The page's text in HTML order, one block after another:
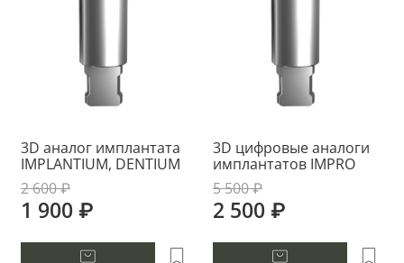
3D аналог имплантата
IMPLANTIUM, DENTIUM
2 600 ₽
1 900 ₽
3D цифровые аналоги
имплантатов IMPRO
5 500 ₽
2 500 ₽